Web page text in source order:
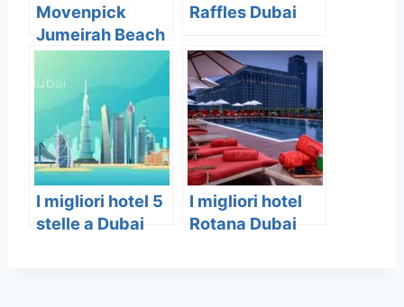
Movenpick
Jumeirah Beach
Raffles Dubai
I migliori hotel 5
stelle a Dubai
I migliori hotel
Rotana Dubai